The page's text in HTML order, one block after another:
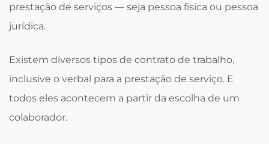
prestação de serviços — seja pessoa física ou pessoa
jurídica.
Existem diversos tipos de contrato de trabalho,
inclusive o verbal para a prestação de serviço. E
todos eles acontecem a partir da escolha de um
colaborador.